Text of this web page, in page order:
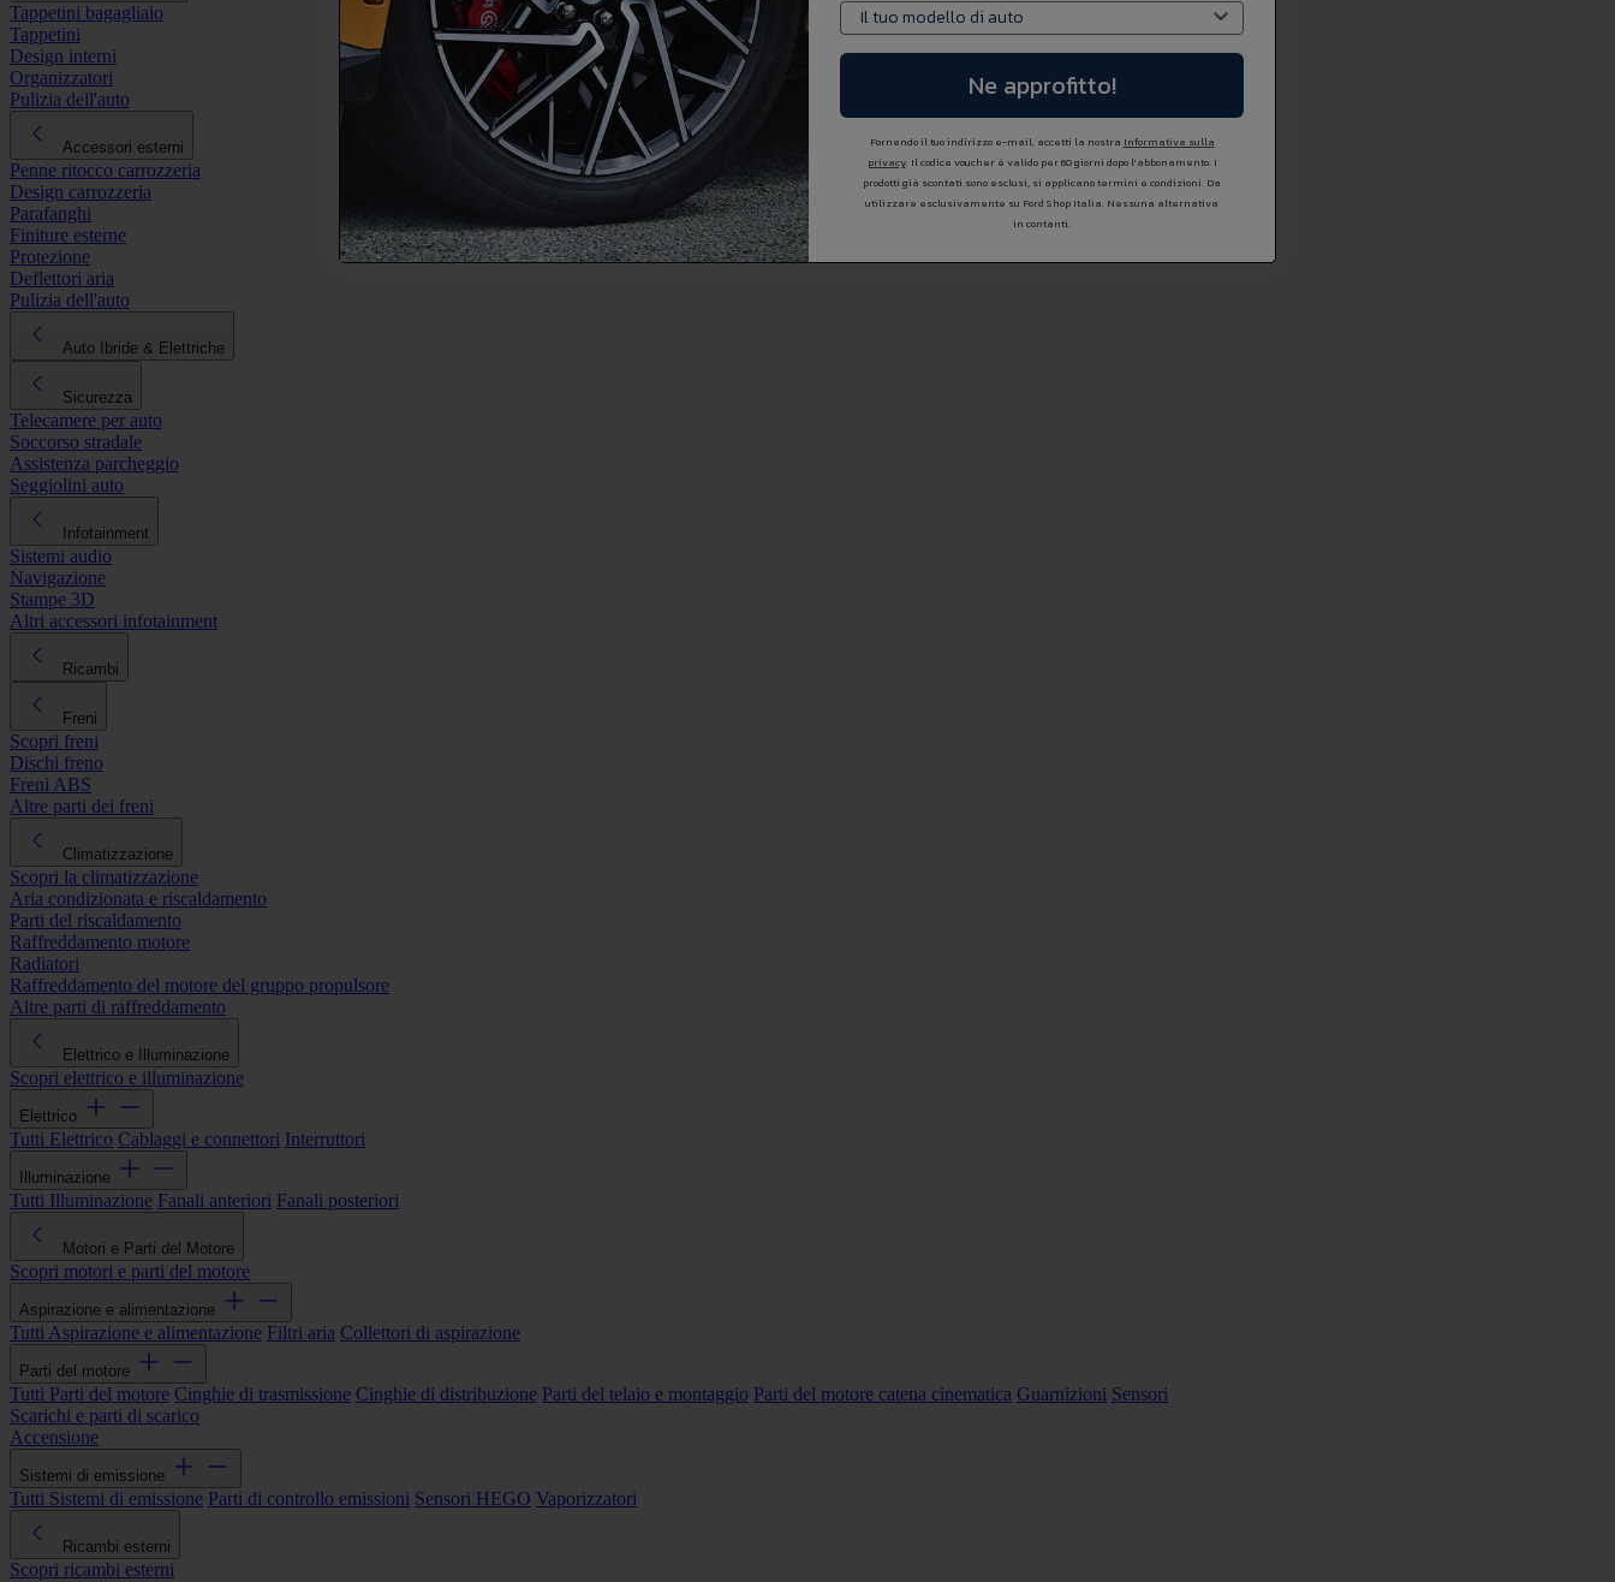
Tappetini bagagliaio
Tappetini
Design interni
Organizzatori
Pulizia dell'auto
Accessori esterni
Penne ritocco carrozzeria
Design carrozzeria
Parafanghi
Finiture esterne
Protezione
Deflettori aria
Pulizia dell'auto
Auto Ibride & Elettriche
Sicurezza
Telecamere per auto
Soccorso stradale
Assistenza parcheggio
Seggiolini auto
Infotainment
Sistemi audio
Navigazione
Stampe 3D
Altri accessori infotainment
Ricambi
Freni
Scopri freni
Dischi freno
Freni ABS
Altre parti dei freni
Climatizzazione
Scopri la climatizzazione
Aria condizionata e riscaldamento
Parti del riscaldamento
Raffreddamento motore
Radiatori
Raffreddamento del motore del gruppo propulsore
Altre parti di raffreddamento
Elettrico e Illuminazione
Scopri elettrico e illuminazione
Elettrico
Tutti Elettrico Cablaggi e connettori Interruttori
Illuminazione
Tutti Illuminazione Fanali anteriori Fanali posteriori
Motori e Parti del Motore
Scopri motori e parti del motore
Aspirazione e alimentazione
Tutti Aspirazione e alimentazione Filtri aria Collettori di aspirazione
Parti del motore
Tutti Parti del motore Cinghie di trasmissione Cinghie di distribuzione Parti del telaio e montaggio Parti del motore catena cinematica Guarnizioni Sensori
Scarichi e parti di scarico
Accensione
Sistemi di emissione
Tutti Sistemi di emissione Parti di controllo emissioni Sensori HEGO Vaporizzatori
Ricambi esterni
Scopri ricambi esterni
Ne approfitto!
Fornendo il tuo indirizzo e-mail, accetti la nostra Informativa sulla
privacy. Il codice voucher é valido per 60 giorni dopo l'abbonamento. I
prodotti già scontati sono esclusi, si applicano termini e condizioni. Da
utilizzare esclusivamente su Ford Shop Italia. Nessuna alternativa
in contanti.